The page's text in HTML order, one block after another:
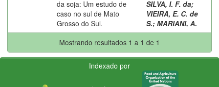
da soja: Um estudo de
caso no sul de Mato
Grosso do Sul.
SILVA, I. F. da;
VIEIRA, E. C. de
S.; MARIANI, A.
Mostrando resultados 1 a 1 de 1
Indexado por